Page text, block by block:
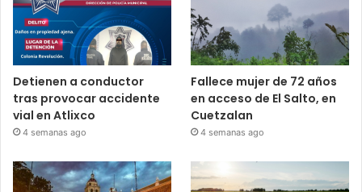
Detienen a conductor
tras provocar accidente
vial en Atlixco
4 semanas ago
Fallece mujer de 72 años
en acceso de El Salto, en
Cuetzalan
4 semanas ago